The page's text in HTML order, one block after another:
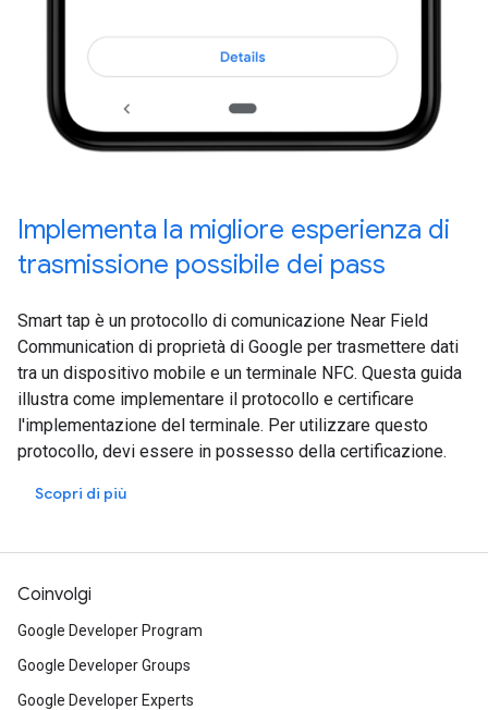
Implementa la migliore esperienza di
trasmissione possibile dei pass
Smart tap è un protocollo di comunicazione Near Field
Communication di proprietà di Google per trasmettere dati
tra un dispositivo mobile e un terminale NFC. Questa guida
illustra come implementare il protocollo e certificare
l'implementazione del terminale. Per utilizzare questo
protocollo, devi essere in possesso della certificazione.
Scopri di più
Coinvolgi
Google Developer Program
Google Developer Groups
Google Developer Experts